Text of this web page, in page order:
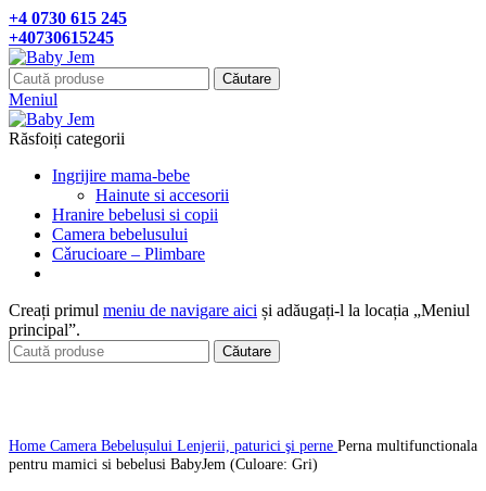
+4 0730 615 245
+40730615245
Căutare
Meniul
Răsfoiți categorii
Ingrijire mama-bebe
Hainute si accesorii
Hranire bebelusi si copii
Camera bebelusului
Cǎrucioare – Plimbare
Creați primul meniu de navigare aici și adăugați-l la locația „Meniul
principal”.
Căutare
Home Camera Bebelușului Lenjerii, paturici şi perne Perna multifunctionala
pentru mamici si bebelusi BabyJem (Culoare: Gri)